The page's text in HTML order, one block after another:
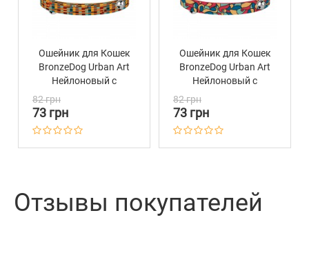
Ошейник для Кошек
BronzeDog Urban Art
Нейлоновый с
Пряжкой и
Колокольчиком
Алекса
82 грн
73 грн
Ошейник для Кошек
BronzeDog Urban Art
Нейлоновый с
Пряжкой и
Колокольчиком
Витраж
82 грн
73 грн
Отзывы покупателей